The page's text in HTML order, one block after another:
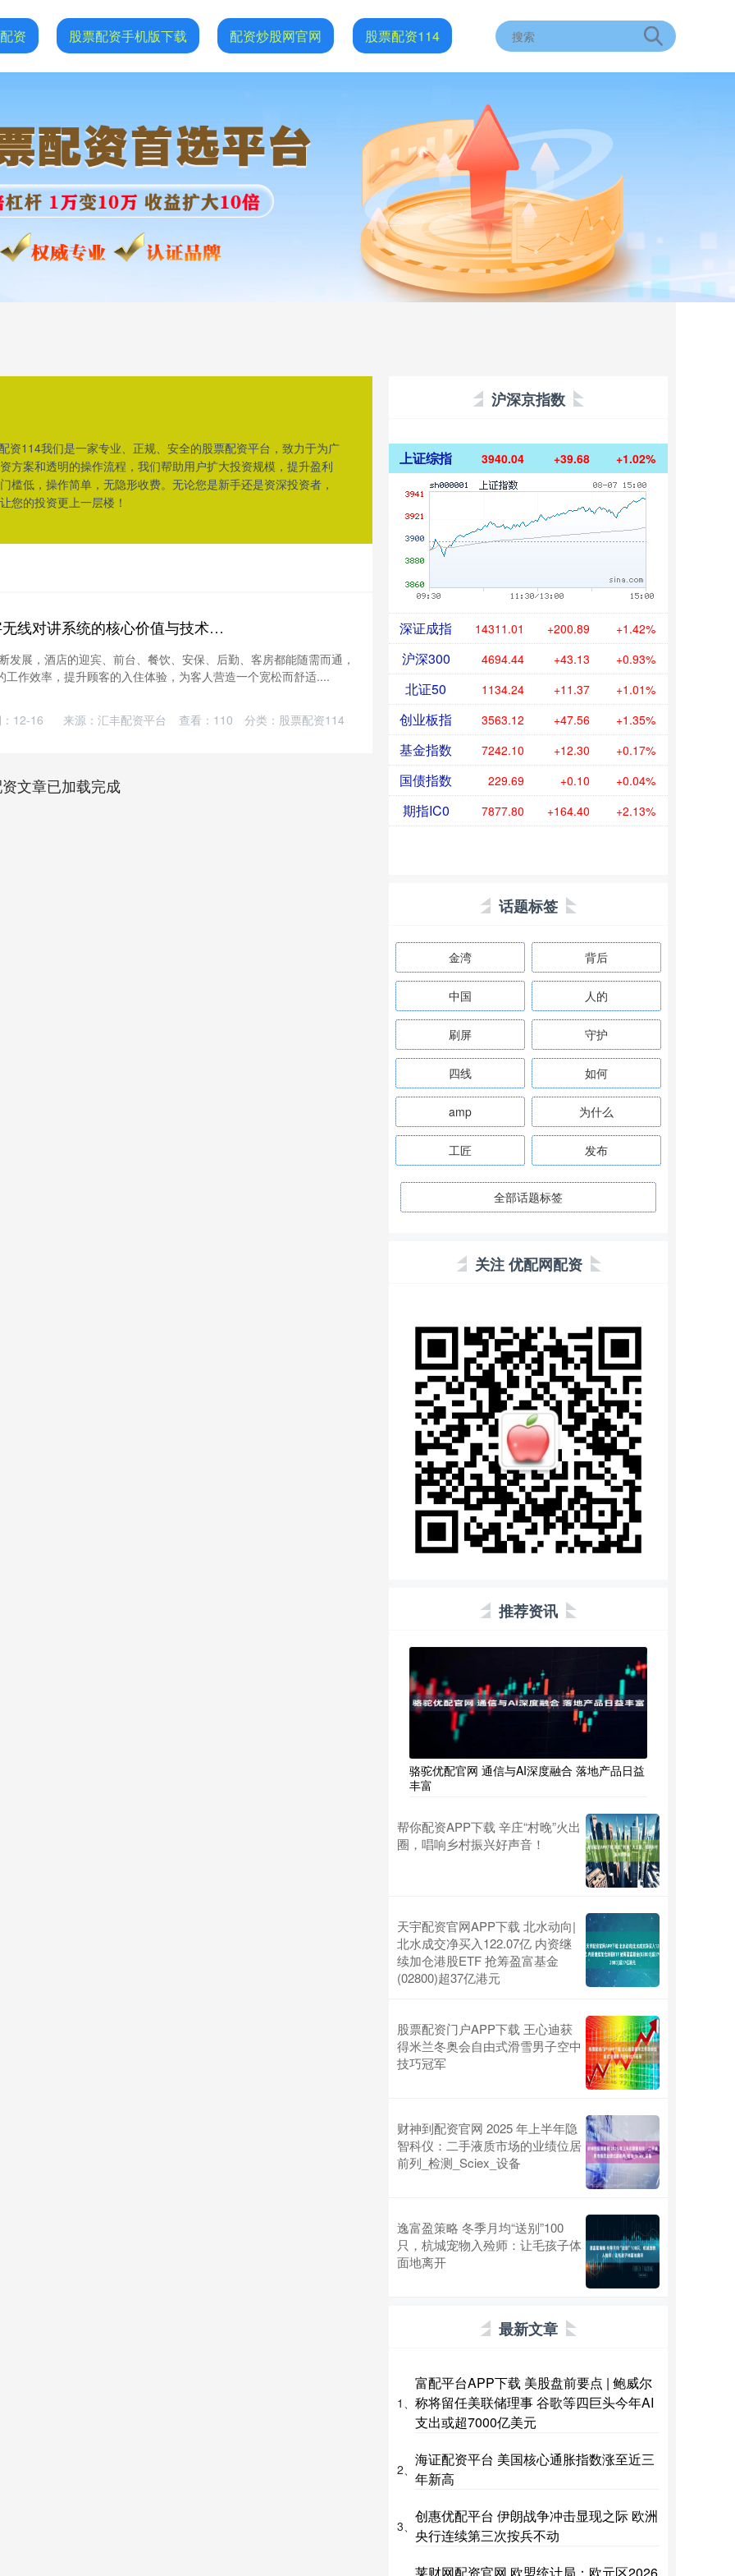
资 股票配资手机版下载 配资炒股网官网 股票配资114
资114我们是一家专业、正规、安全的股票配资平台，致力于为广
方案和透明的操作流程，我们帮助用户扩大投资规模，提升盈利
低，操作简单，无隐形收费。无论您是新手还是资深投资者，
您的投资更上一层楼！
祥乾配资平台 数字无线对讲系统的核心价值与技术优势，酒店无线对讲系统
发展，酒店的迎宾、前台、餐饮、安保、后勤、客房都能随需而通，
工作效率，提升顾客的入住体验，为客人营造一个宽松而舒适....
12-16 来源：汇丰配资平台 查看： 110 分类： 股票配资114
文章已加载完成
沪深京指数
上证综指 3940.04 +39.68 +1.02%
深证成指 14311.01 +200.89 +1.42%
沪深300 4694.44 +43.13 +0.93%
北证50 1134.24 +11.37 +1.01%
创业板指 3563.12 +47.56 +1.35%
基金指数 7242.10 +12.30 +0.17%
国债指数 229.69 +0.10 +0.04%
期指IC0 7877.80 +164.40 +2.13%
话题标签
金湾 背后
中国 人的
刷屏 守护
四线 如何
amp 为什么
工匠 发布
全部话题标签
关注 优配网配资
推荐资讯
骆驼优配官网 通信与AI深度融合 落地产品日益
丰富
帮你配资APP下载 辛庄“村晚”火出
圈，唱响乡村振兴好声音！
天宇配资官网APP下载 北水动向|
北水成交净买入122.07亿 内资继
续加仓港股ETF 抢筹盈富基金
(02800)超37亿港元
股票配资门户APP下载 王心迪获
得米兰冬奥会自由式滑雪男子空中
技巧冠军
财神到配资官网 2025 年上半年隐
智科仪：二手液质市场的业绩位居
前列_检测_Sciex_设备
逸富盈策略 冬季月均“送别”100
只，杭城宠物入殓师：让毛孩子体
面地离开
最新文章
1、
富配平台APP下载 美股盘前要点 | 鲍威尔
称将留任美联储理事 谷歌等四巨头今年AI
支出或超7000亿美元
2、
海证配资平台 美国核心通胀指数涨至近三
年新高
3、
创惠优配平台 伊朗战争冲击显现之际 欧洲
央行连续第三次按兵不动